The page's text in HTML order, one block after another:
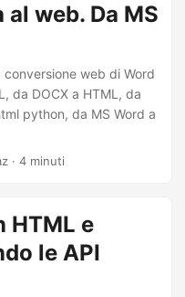
al web. Da MS
conversione web di Word
da DOCX a HTML, da
python, da MS Word a
· 4 minuti
HTML e
le API